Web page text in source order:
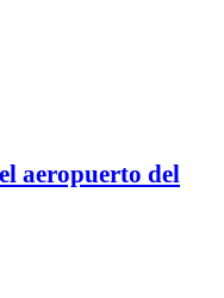
aeropuerto del